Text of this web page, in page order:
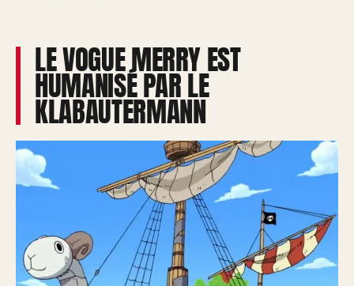
LE VOGUE MERRY EST
HUMANISÉ PAR LE
KLABAUTERMANN